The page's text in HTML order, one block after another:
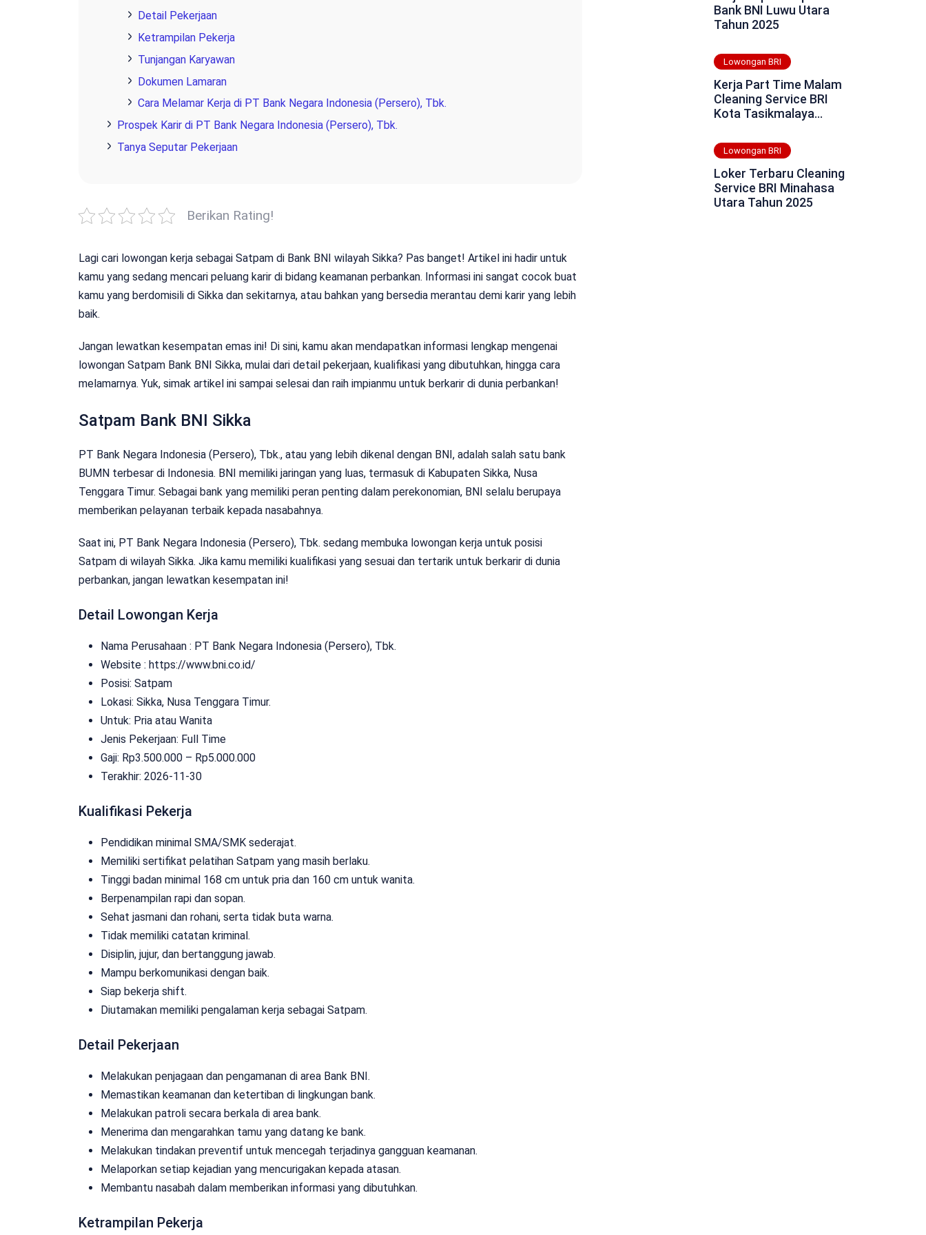
Detail Pekerjaan
Ketrampilan Pekerja
Tunjangan Karyawan
Dokumen Lamaran
Cara Melamar Kerja di PT Bank Negara Indonesia (Persero), Tbk.
Prospek Karir di PT Bank Negara Indonesia (Persero), Tbk.
Tanya Seputar Pekerjaan
Berikan Rating!
Lagi cari lowongan kerja sebagai Satpam di Bank BNI wilayah Sikka? Pas banget! Artikel ini hadir untuk
kamu yang sedang mencari peluang karir di bidang keamanan perbankan. Informasi ini sangat cocok buat
kamu yang berdomisili di Sikka dan sekitarnya, atau bahkan yang bersedia merantau demi karir yang lebih
baik.
Jangan lewatkan kesempatan emas ini! Di sini, kamu akan mendapatkan informasi lengkap mengenai
lowongan Satpam Bank BNI Sikka, mulai dari detail pekerjaan, kualifikasi yang dibutuhkan, hingga cara
melamarnya. Yuk, simak artikel ini sampai selesai dan raih impianmu untuk berkarir di dunia perbankan!
Satpam Bank BNI Sikka
PT Bank Negara Indonesia (Persero), Tbk., atau yang lebih dikenal dengan BNI, adalah salah satu bank
BUMN terbesar di Indonesia. BNI memiliki jaringan yang luas, termasuk di Kabupaten Sikka, Nusa
Tenggara Timur. Sebagai bank yang memiliki peran penting dalam perekonomian, BNI selalu berupaya
memberikan pelayanan terbaik kepada nasabahnya.
Saat ini, PT Bank Negara Indonesia (Persero), Tbk. sedang membuka lowongan kerja untuk posisi
Satpam di wilayah Sikka. Jika kamu memiliki kualifikasi yang sesuai dan tertarik untuk berkarir di dunia
perbankan, jangan lewatkan kesempatan ini!
Detail Lowongan Kerja
Nama Perusahaan : PT Bank Negara Indonesia (Persero), Tbk.
Website : https://www.bni.co.id/
Posisi: Satpam
Lokasi: Sikka, Nusa Tenggara Timur.
Untuk: Pria atau Wanita
Jenis Pekerjaan: Full Time
Gaji: Rp3.500.000 – Rp5.000.000
Terakhir: 2026-11-30
Kualifikasi Pekerja
Pendidikan minimal SMA/SMK sederajat.
Memiliki sertifikat pelatihan Satpam yang masih berlaku.
Tinggi badan minimal 168 cm untuk pria dan 160 cm untuk wanita.
Berpenampilan rapi dan sopan.
Sehat jasmani dan rohani, serta tidak buta warna.
Tidak memiliki catatan kriminal.
Disiplin, jujur, dan bertanggung jawab.
Mampu berkomunikasi dengan baik.
Siap bekerja shift.
Diutamakan memiliki pengalaman kerja sebagai Satpam.
Detail Pekerjaan
Melakukan penjagaan dan pengamanan di area Bank BNI.
Memastikan keamanan dan ketertiban di lingkungan bank.
Melakukan patroli secara berkala di area bank.
Menerima dan mengarahkan tamu yang datang ke bank.
Melakukan tindakan preventif untuk mencegah terjadinya gangguan keamanan.
Melaporkan setiap kejadian yang mencurigakan kepada atasan.
Membantu nasabah dalam memberikan informasi yang dibutuhkan.
Ketrampilan Pekerja
Bank BNI Luwu Utara
Tahun 2025
Lowongan BRI
Kerja Part Time Malam
Cleaning Service BRI
Kota Tasikmalaya
Lowongan BRI
Loker Terbaru Cleaning
Service BRI Minahasa
Utara Tahun 2025